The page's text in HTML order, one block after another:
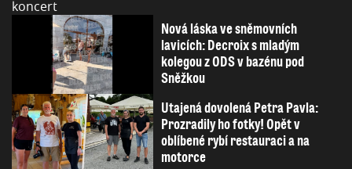
Nová láska ve sněmovních
lavicích: Decroix s mladým
kolegou z ODS v bazénu pod
Sněžkou
Utajená dovolená Petra Pavla:
Prozradily ho fotky! Opět v
oblíbené rybí restauraci a na
motorce